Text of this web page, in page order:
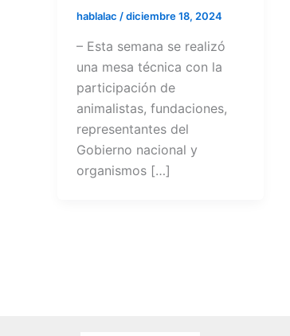
hablalac /diciembre 18, 2024
– Esta semana se realizó
una mesa técnica con la
participación de
animalistas, fundaciones,
representantes del
Gobierno nacional y
organismos […]